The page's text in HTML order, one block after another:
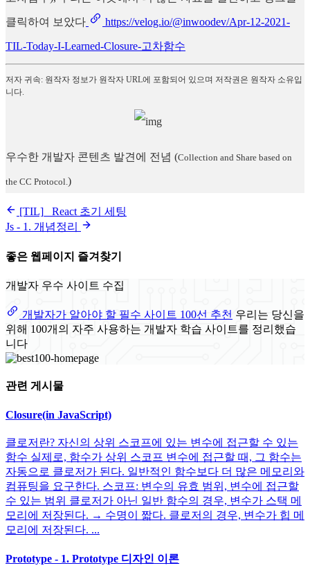
클릭하여 보았다 https://velog.io/@inwoodev/Apr-12-2021-
TIL-Today-I-Learned-Closure-고차함수
저자 귀속: 원작자 정보가 원작자 URL에 포함되어 있으며 저작권은 원작자 소유입
니다.
우수한 개발자 콘텐츠 발견에 전념 (Collection and Share based on
the CC Protocol.)
[TIL]_ React 초기 세팅
Js - 1. 개념정리
좋은 웹페이지 즐겨찾기
개발자 우수 사이트 수집
개발자가 알아야 할 필수 사이트 100선 추천 우리는 당신을
위해 100개의 자주 사용하는 개발자 학습 사이트를 정리했습
니다
관련 게시물
Closure(in JavaScript)
클로저란? 자신의 상위 스코프에 있는 변수에 접근할 수 있는
함수 실제로, 함수가 상위 스코프 변수에 접근할 때, 그 함수는
자동으로 클로저가 된다. 일반적인 함수보다 더 많은 메모리와
컴퓨팅을 요구한다. 스코프: 변수의 유효 범위, 변수에 접근할
수 있는 범위 클로저가 아닌 일반 함수의 경우, 변수가 스택 메
모리에 저장된다. → 수명이 짧다. 클로저의 경우, 변수가 힙 메
모리에 저장된다. ...
Prototype - 1. Prototype 디자인 이론